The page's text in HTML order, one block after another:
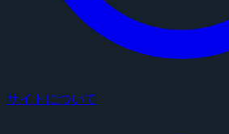
サイトについて